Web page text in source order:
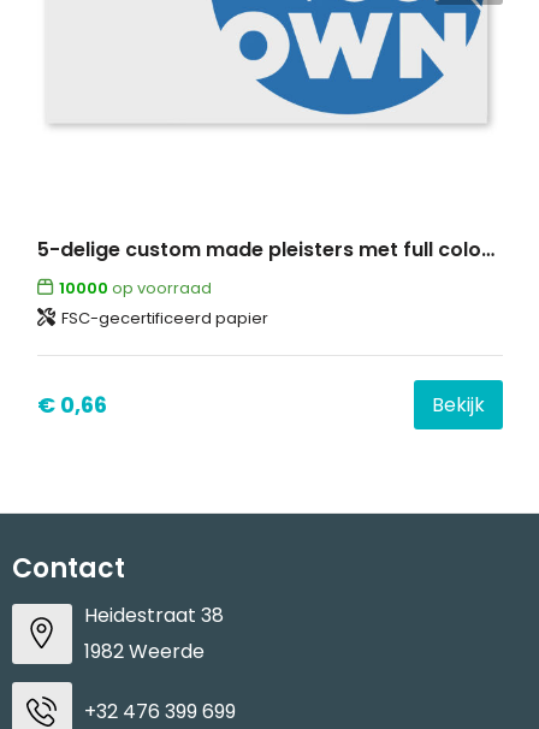
5-delige custom made pleisters met full colour bedrukte kraftpapieren envelop
10000 op voorraad
FSC-gecertificeerd papier
€ 0,66 Bekijk
Contact
Heidestraat 38
1982 Weerde
+32 476 399 699